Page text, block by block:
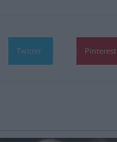
Twitter Pinterest